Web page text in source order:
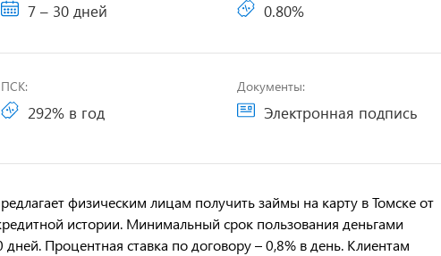
7 – 30 дней 0.80%
ПСК:
292% в год
Документы:
Электронная подпись
физическим лицам получить займы на карту в Томске от
истории. Минимальный срок пользования деньгами
Процентная ставка по договору – 0,8% в день. Клиентам